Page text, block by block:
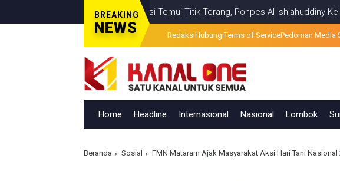
BREAKING
NEWS
Visual Berita Televisi Temui Titik Terang, Ponpes Al-Ishlahuddiny Keluarkan
RedaksiHubungiTerms of ServicePedoman Media
Home Headline Internasional Nasional Lombok
Beranda Sosial FMN Mataram Ajak Masyarakat Aksi Hari Tani Nasional